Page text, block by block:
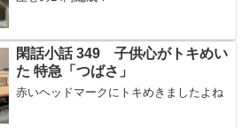
閑話小話 349 子供心がトキめい
た 特急「つばさ」
赤いヘッドマークにトキめきましたよね